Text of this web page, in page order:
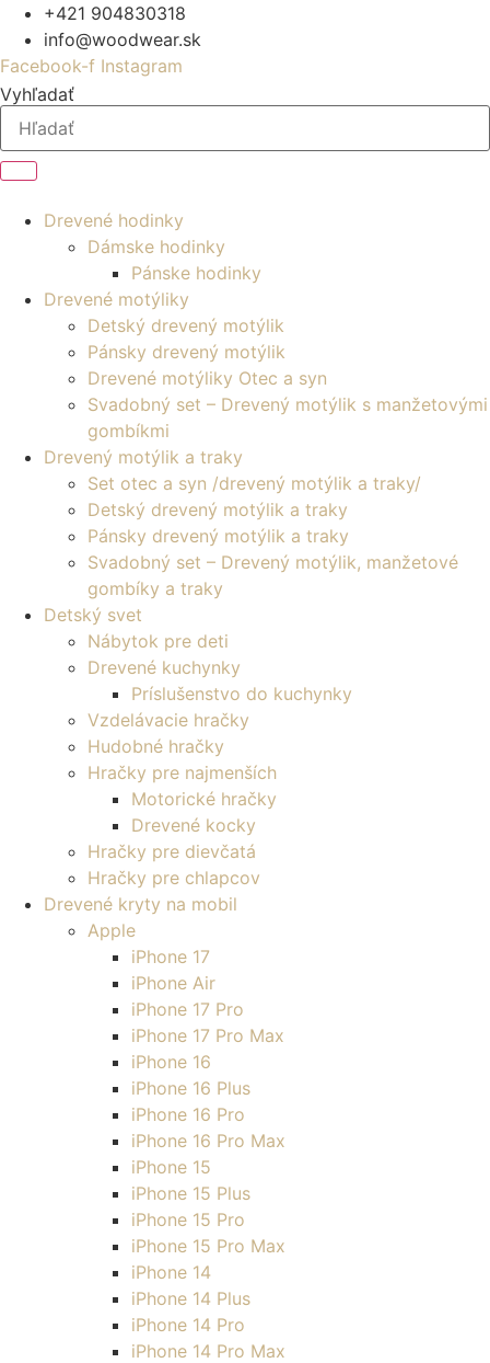
Preskočiť
obsah
+421 904830318
info@woodwear.sk
Facebook-f Instagram
Vyhľadať
Drevené hodinky
Dámske hodinky
Pánske hodinky
Drevené motýliky
Detský drevený motýlik
Pánsky drevený motýlik
Drevené motýliky Otec a syn
Svadobný set – Drevený motýlik s manžetovými
gombíkmi
Drevený motýlik a traky
Set otec a syn /drevený motýlik a traky/
Detský drevený motýlik a traky
Pánsky drevený motýlik a traky
Svadobný set – Drevený motýlik, manžetové
gombíky a traky
Detský svet
Nábytok pre deti
Drevené kuchynky
Príslušenstvo do kuchynky
Vzdelávacie hračky
Hudobné hračky
Hračky pre najmenších
Motorické hračky
Drevené kocky
Hračky pre dievčatá
Hračky pre chlapcov
Drevené kryty na mobil
Apple
iPhone 17
iPhone Air
iPhone 17 Pro
iPhone 17 Pro Max
iPhone 16
iPhone 16 Plus
iPhone 16 Pro
iPhone 16 Pro Max
iPhone 15
iPhone 15 Plus
iPhone 15 Pro
iPhone 15 Pro Max
iPhone 14
iPhone 14 Plus
iPhone 14 Pro
iPhone 14 Pro Max